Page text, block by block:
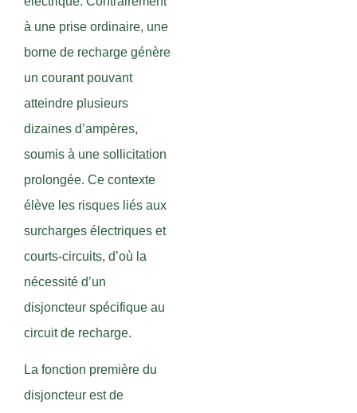
à une prise ordinaire, une
borne de recharge génère
un courant pouvant
atteindre plusieurs
dizaines d’ampères,
soumis à une sollicitation
prolongée. Ce contexte
élève les risques liés aux
surcharges électriques et
courts-circuits, d’où la
nécessité d’un
disjoncteur spécifique au
circuit de recharge.
La fonction première du
disjoncteur est de